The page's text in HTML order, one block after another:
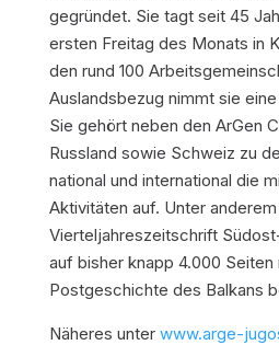
gegründet. Sie tagt seit 45
ersten Freitag des Monats in
den rund 100
Auslandsbezug nimmt sie
Sie gehört neben den ArGen
Russland sowie Schweiz zu
national und international die
Aktivitäten auf. Unter
Vierteljahreszeitschrift
auf bisher knapp 4.000 Seiten
Postgeschichte des Balkans
Näheres unter www.arge-